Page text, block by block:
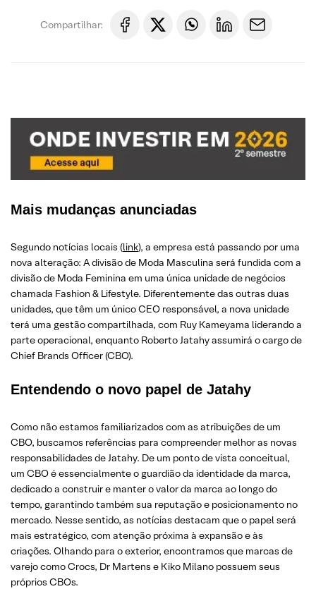
Compartilhar:
Mais mudanças anunciadas
Segundo notícias locais (link), a empresa está passando por uma
nova alteração: A divisão de Moda Masculina será fundida com a
divisão de Moda Feminina em uma única unidade de negócios
chamada Fashion & Lifestyle. Diferentemente das outras duas
unidades, que têm um único CEO responsável, a nova unidade
terá uma gestão compartilhada, com Ruy Kameyama liderando a
parte operacional, enquanto Roberto Jatahy assumirá o cargo de
Chief Brands Officer (CBO).
Entendendo o novo papel de Jatahy
Como não estamos familiarizados com as atribuições de um
CBO, buscamos referências para compreender melhor as novas
responsabilidades de Jatahy. De um ponto de vista conceitual,
um CBO é essencialmente o guardião da identidade da marca,
dedicado a construir e manter o valor da marca ao longo do
tempo, garantindo também sua reputação e posicionamento no
mercado. Nesse sentido, as notícias destacam que o papel será
mais estratégico, com atenção próxima à expansão e às
criações. Olhando para o exterior, encontramos que marcas de
varejo como Crocs, Dr Martens e Kiko Milano possuem seus
próprios CBOs.